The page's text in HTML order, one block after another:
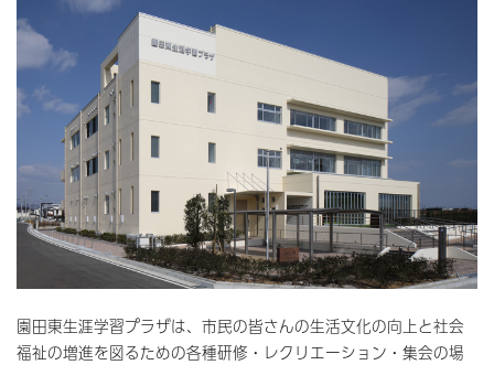
園田東生涯学習プラザは、市民の皆さんの生活文化の向上と社会
福祉の増進を図るための各種研修・レクリエーション・集会の場